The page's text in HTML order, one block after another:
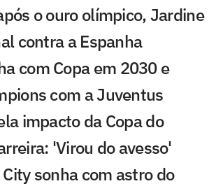
o ouro olímpico, Jardine
contra a Espanha
com Copa em 2030 e
com a Juventus
impacto da Copa do
'Virou do avesso'
sonha com astro do